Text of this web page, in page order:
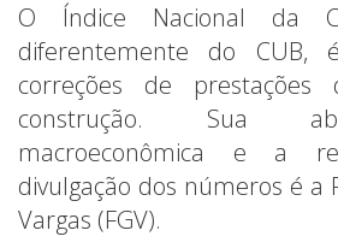
O Índice Nacional da
diferentemente do CUB,
correções de
construção. Sua
macroeconômica e a
divulgação dos números é a
Vargas (FGV).